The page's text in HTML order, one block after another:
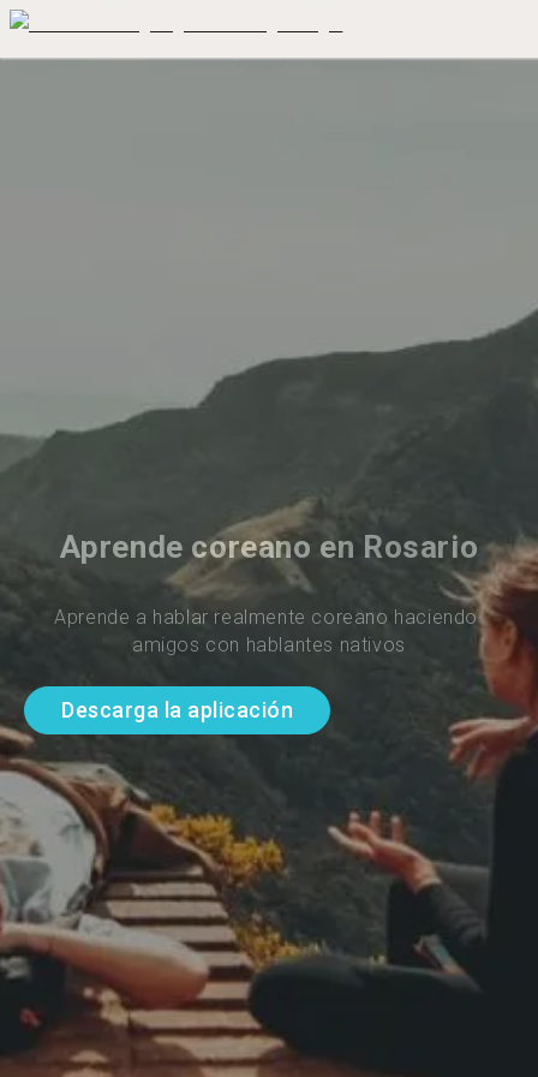
Aprende coreano en Rosario
Aprende a hablar realmente coreano haciendo
amigos con hablantes nativos
Descarga la aplicación